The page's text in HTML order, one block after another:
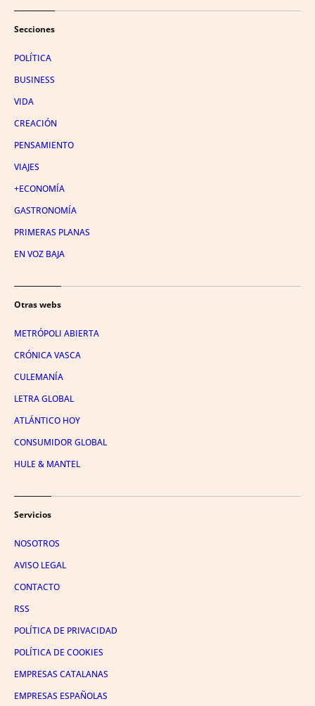
Secciones
POLÍTICA
BUSINESS
VIDA
CREACIÓN
PENSAMIENTO
VIAJES
+ECONOMÍA
GASTRONOMÍA
PRIMERAS PLANAS
EN VOZ BAJA
Otras webs
METRÓPOLI ABIERTA
CRÓNICA VASCA
CULEMANÍA
LETRA GLOBAL
ATLÁNTICO HOY
CONSUMIDOR GLOBAL
HULE & MANTEL
Servicios
NOSOTROS
AVISO LEGAL
CONTACTO
RSS
POLÍTICA DE PRIVACIDAD
POLÍTICA DE COOKIES
EMPRESAS CATALANAS
EMPRESAS ESPAÑOLAS